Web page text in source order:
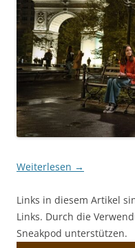
Weiterlesen →
Links in diesem Artikel
Links. Durch die
Sneakpod unterstützen.